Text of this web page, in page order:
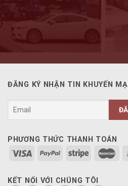
ĐĂNG KÝ NHẬN TIN KHUYẾN MẠI
PHƯƠNG THỨC THANH TOÁN
KẾT NỐI VỚI CHÚNG TÔI